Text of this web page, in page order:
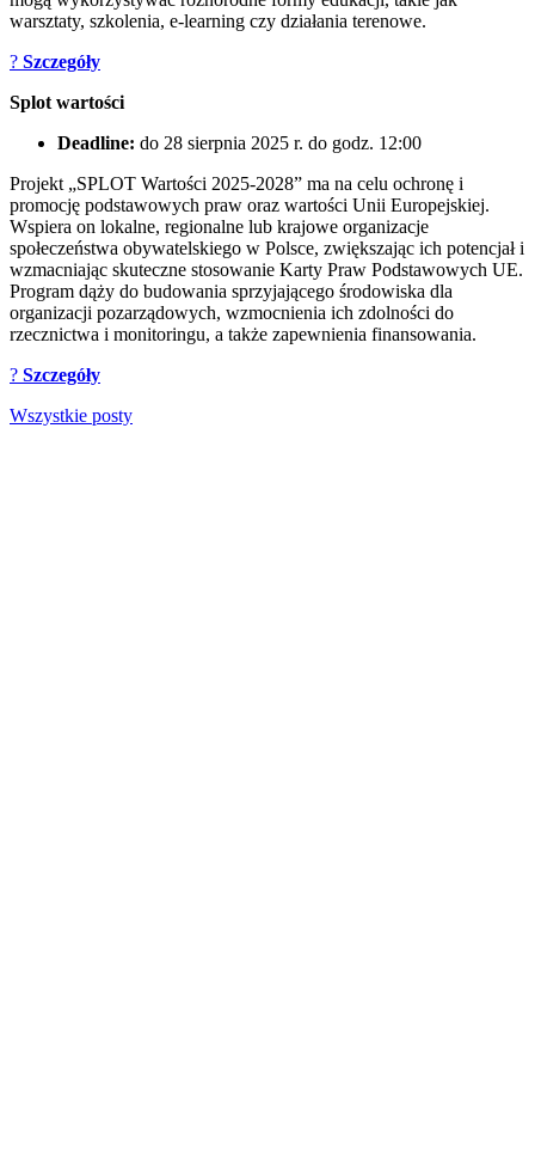
warsztaty, szkolenia, e-learning czy działania terenowe.
? Szczegóły
Splot wartości
Deadline: do 28 sierpnia 2025 r. do godz. 12:00
Projekt „SPLOT Wartości 2025-2028” ma na celu ochronę i
promocję podstawowych praw oraz wartości Unii Europejskiej.
Wspiera on lokalne, regionalne lub krajowe organizacje
społeczeństwa obywatelskiego w Polsce, zwiększając ich potencjał i
wzmacniając skuteczne stosowanie Karty Praw Podstawowych UE.
Program dąży do budowania sprzyjającego środowiska dla
organizacji pozarządowych, wzmocnienia ich zdolności do
rzecznictwa i monitoringu, a także zapewnienia finansowania.
? Szczegóły
Wszystkie posty